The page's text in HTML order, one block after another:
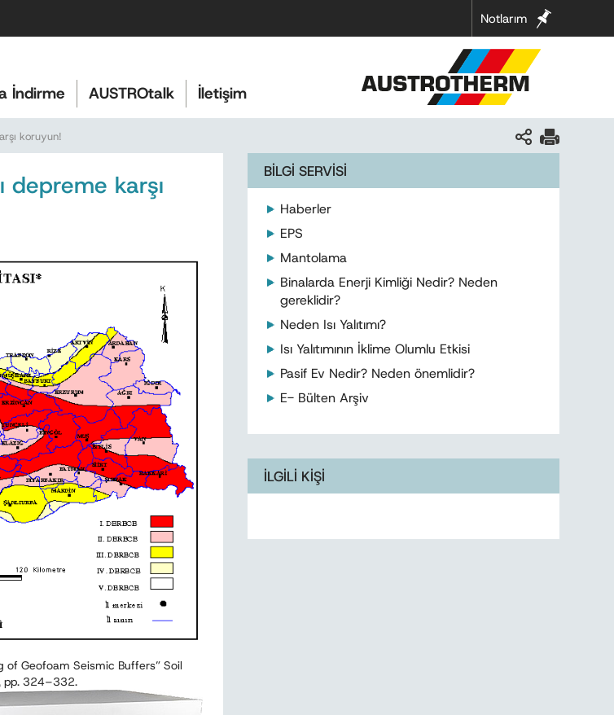
Notlarım
İndirme AUSTROtalk İletişim
koruyun!
depreme karşı
of Geofoam Seismic Buffers” Soil
pp. 324–332.
BİLGİ SERVİSİ
Haberler
EPS
Mantolama
Binalarda Enerji Kimliği Nedir? Neden
gereklidir?
Neden Isı Yalıtımı?
Isı Yalıtımının İklime Olumlu Etkisi
Pasif Ev Nedir? Neden önemlidir?
E- Bülten Arşiv
İLGİLİ KİŞİ